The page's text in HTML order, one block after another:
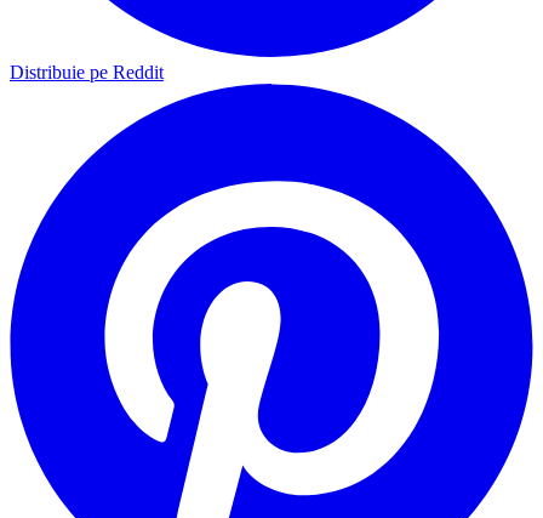
Distribuie pe Reddit